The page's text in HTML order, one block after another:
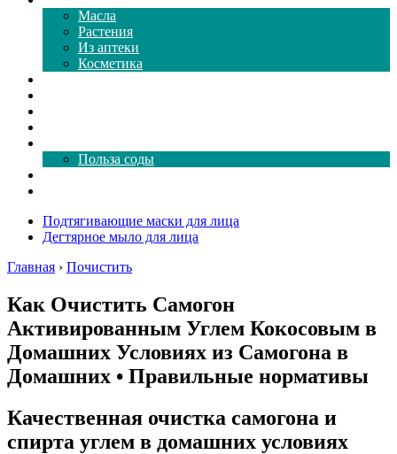
Масла
Растения
Из аптеки
Косметика
Польза соды
Подтягивающие маски для лица
Дегтярное мыло для лица
Главная › Почистить
Как Очистить Самогон
Активированным Углем Кокосовым в
Домашних Условиях из Самогона в
Домашних • Правильные нормативы
Качественная очистка самогона и
спирта углем в домашних условиях